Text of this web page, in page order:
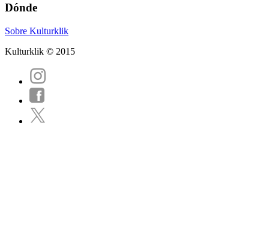
Dónde
Sobre Kulturklik
Kulturklik © 2015